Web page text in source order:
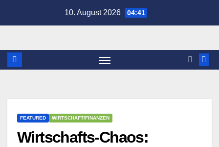
10. August 2026 04:41
FEATURED WIRTSCHAFT/FINANZEN
Wirtschafts-Chaos: